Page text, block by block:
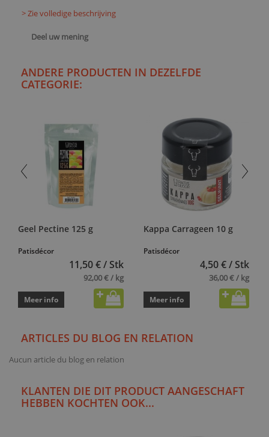
> Zie volledige beschrijving
Deel uw mening
ANDERE PRODUCTEN IN DEZELFDE
CATEGORIE:
Geel Pectine 125 g
Patisdécor
11,50 € / Stk
92,00 € / kg
Meer info
Kappa Carrageen 10 g
Patisdécor
4,50 € / Stk
36,00 € / kg
Meer info
ARTICLES DU BLOG EN RELATION
Aucun article du blog en relation
KLANTEN DIE DIT PRODUCT AANGESCHAFT
HEBBEN KOCHTEN OOK...